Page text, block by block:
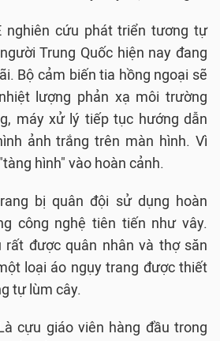
nghiên cứu phát triển tương tự
Trung Quốc hiện nay đang
Bộ cảm biến tia hồng ngoại sẽ
lượng phản xạ môi trường
máy xử lý tiếp tục hướng dẫn
ảnh trắng trên màn hình. Vì
hình" vào hoàn cảnh.
bị quân đội sử dụng hoàn
công nghệ tiên tiến như vây.
rất được quân nhân và thợ săn
loại áo ngụy trang được thiết
tự lùm cây.
cựu giáo viên hàng đầu trong